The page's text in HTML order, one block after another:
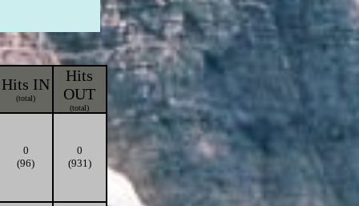
Hits IN
(total)
Hits
OUT
(total)
0
(96)
0
(931)